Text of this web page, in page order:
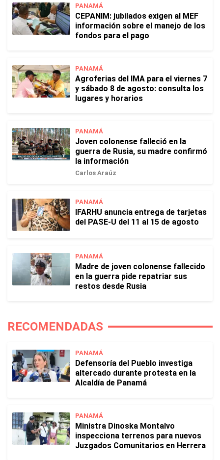
PANAMÁ
CEPANIM: jubilados exigen al MEF
información sobre el manejo de los
fondos para el pago
PANAMÁ
Agroferias del IMA para el viernes 7
y sábado 8 de agosto: consulta los
lugares y horarios
PANAMÁ
Joven colonense falleció en la
guerra de Rusia, su madre confirmó
la información
Carlos Araúz
PANAMÁ
IFARHU anuncia entrega de tarjetas
del PASE-U del 11 al 15 de agosto
PANAMÁ
Madre de joven colonense fallecido
en la guerra pide repatriar sus
restos desde Rusia
RECOMENDADAS
PANAMÁ
Defensoría del Pueblo investiga
altercado durante protesta en la
Alcaldía de Panamá
PANAMÁ
Ministra Dinoska Montalvo
inspecciona terrenos para nuevos
Juzgados Comunitarios en Herrera